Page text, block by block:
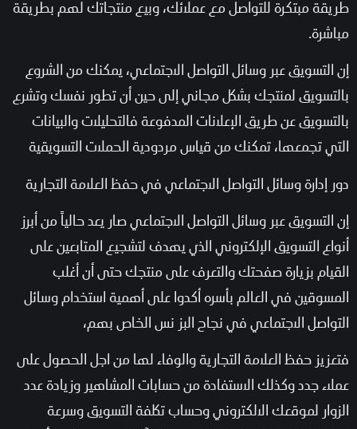
طريقة مبتكرة للتواصل مع عملائك، وبيع منتجاتك لهم بطريقة
مباشرة.
إن التسويق عبر وسائل التواصل الاجتماعي، يمكنك من الشروع
بالتسويق لمنتجك بشكل مجاني إلى حين أن تطور نفسك وتشرع
بالتسويق عن طريق الإعلانات المدفوعة فالتحليلات والبيانات
التي تجمعها، تمكنك من قياس مردودية الحملات التسويقية
دور إدارة وسائل التواصل الاجتماعي في حفظ العلامة التجارية
إن التسويق عبر وسائل التواصل الاجتماعي صار يعد حالياً من أبرز
أنواع التسويق الإلكتروني الذي يهدف لتشجيع المتابعين على
القيام بزيارة صفحتك والتعرف على منتجك حتى أن أغلب
المسوقين في العالم بأسره أكدوا على أهمية استخدام وسائل
التواصل الاجتماعي في نجاح البز نس الخاص بهم،
فتعزيز حفظ العلامة التجارية والوفاء لها من اجل الحصول على
عملاء جدد وكذلك الاستفادة من حسابات المشاهير وزيادة عدد
الزوار لموقعك الالكتروني وحساب تكلفة التسويق وسرعة